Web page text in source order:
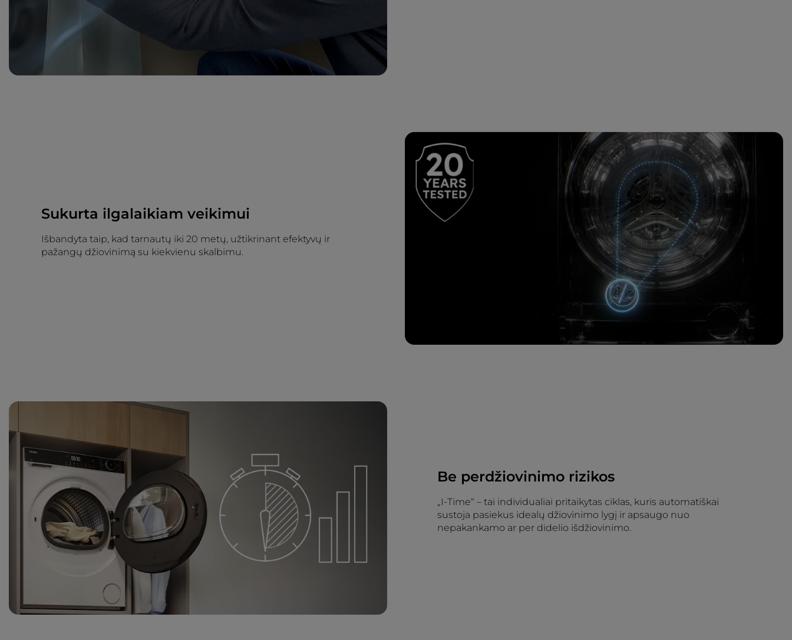
Sukurta ilgalaikiam veikimui
Išbandyta taip, kad tarnautų iki 20 metų, užtikrinant efektyvų ir
pažangų džiovinimą su kiekvienu skalbimu.
Be perdžiovinimo rizikos
„I-Time“ – tai individualiai pritaikytas ciklas, kuris automatiškai
sustoja pasiekus idealų džiovinimo lygį ir apsaugo nuo
nepakankamo ar per didelio išdžiovinimo.